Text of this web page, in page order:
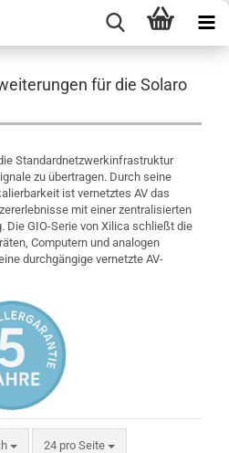
für die Solaro
Standardnetzwerkinfrastruktur
zu übertragen. Durch seine
ist vernetztes AV das
mit einer zentralisierten
Die GIO-Serie von Xilica schließt die
Computern und analogen
durchgängige vernetzte AV-
24 pro Seite
pro Seite